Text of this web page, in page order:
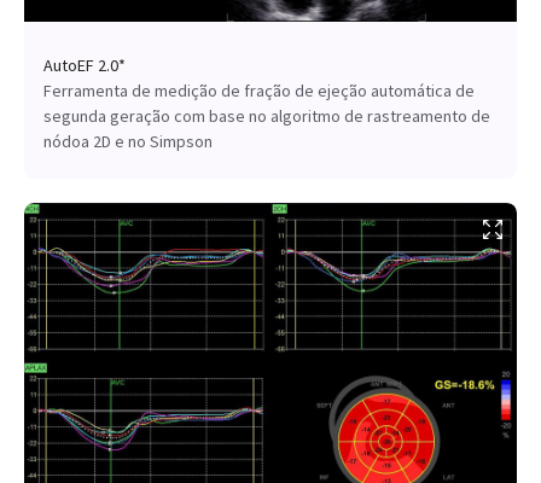
AutoEF 2.0*
Ferramenta de medição de fração de ejeção automática de
segunda geração com base no algoritmo de rastreamento de
nódoa 2D e no Simpson